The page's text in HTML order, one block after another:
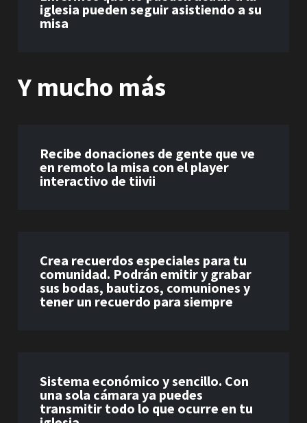
iglesia pueden seguir asistiendo a su
misa
Y mucho más
Recibe donaciones de gente que ve
en remoto la misa con el player
interactivo de tiivii
Crea recuerdos especiales para tu
comunidad. Podrán emitir y grabar
sus bodas, bautizos, comuniones y
tener un recuerdo para siempre
Sistema económico y sencillo. Con
una sola cámara ya puedes
transmitir todo lo que ocurre en tu